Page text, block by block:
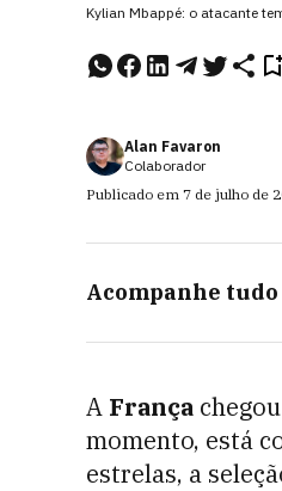
Kylian Mbappé: o atacante
Alan Favaron
Colaborador
Publicado em 7 de julho de
Acompanhe tudo
A França
momento, está
estrelas, a